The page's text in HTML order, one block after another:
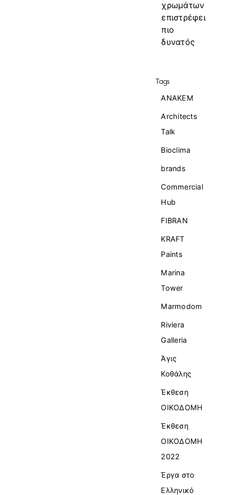
χρωμάτων
επιστρέφει
πιο
δυνατός
Tags
ANAKEM
Architects
Talk
Bioclima
brands
Commercial
Ηub
FIBRAN
KRAFT
Paints
Marina
Tower
Marmodom
Riviera
Galleria
Άγις
Κοθάλης
Έκθεση
ΟΙΚΟΔΟΜΗ
Έκθεση
ΟΙΚΟΔΟΜΗ
2022
Έργα στο
Ελληνικό